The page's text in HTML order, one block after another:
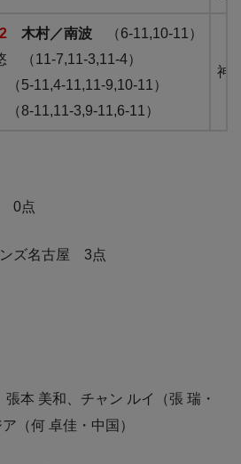
2 木村／南波 （6-11,10-11）
（11-7,11-3,11-4）
（5-11,4-11,11-9,10-11）
（8-11,11-3,9-11,6-11）
神
0点
ンズ名古屋 3点
本 美和、チャン ルイ（張 瑞・
（何 卓佳・中国）